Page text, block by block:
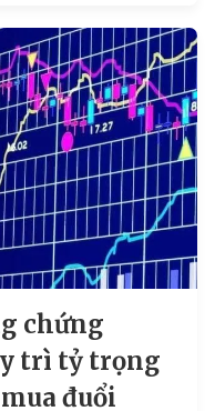
chứng
trì tỷ trọng
đuổi